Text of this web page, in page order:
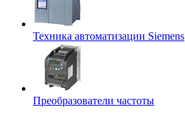
Техника автоматизации Siemens
Преобразователи частоты